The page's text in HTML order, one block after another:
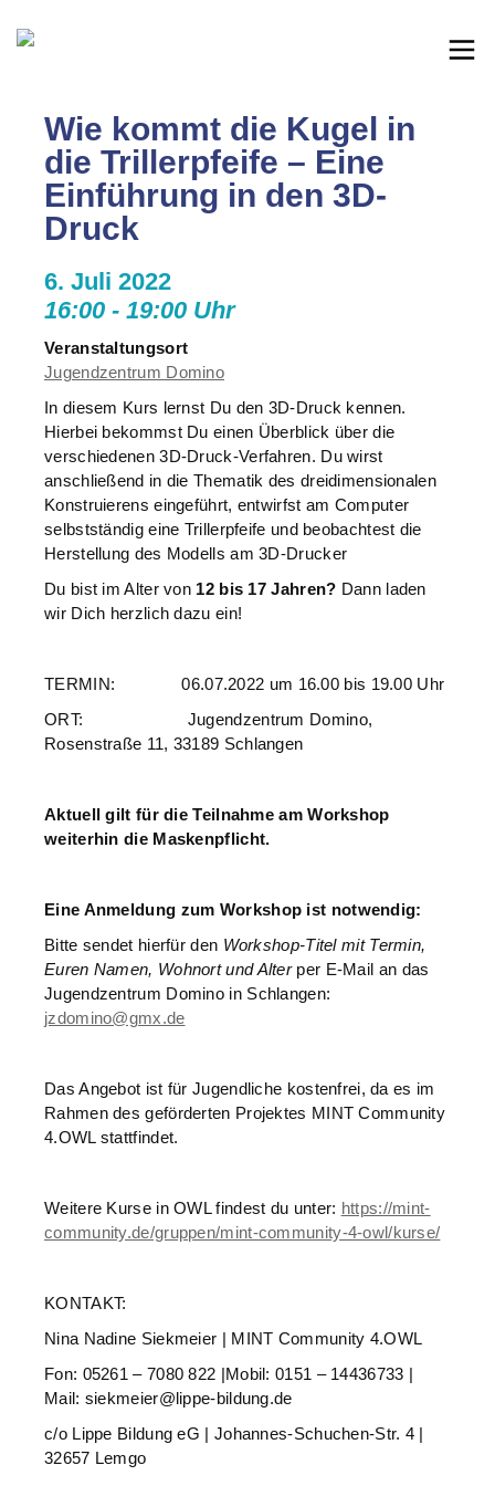
Wie kommt die Kugel in
die Trillerpfeife – Eine
Einführung in den 3D-
Druck
6. Juli 2022
16:00 - 19:00 Uhr
Veranstaltungsort
Jugendzentrum Domino
In diesem Kurs lernst Du den 3D-Druck kennen.
Hierbei bekommst Du einen Überblick über die
verschiedenen 3D-Druck-Verfahren. Du wirst
anschließend in die Thematik des dreidimensionalen
Konstruierens eingeführt, entwirfst am Computer
selbstständig eine Trillerpfeife und beobachtest die
Herstellung des Modells am 3D-Drucker
Du bist im Alter von 12 bis 17 Jahren? Dann laden
wir Dich herzlich dazu ein!
TERMIN: 06.07.2022 um 16.00 bis 19.00 Uhr
ORT: Jugendzentrum Domino,
Rosenstraße 11, 33189 Schlangen
Aktuell gilt für die Teilnahme am Workshop
weiterhin die Maskenpflicht.
Eine Anmeldung zum Workshop ist notwendig:
Bitte sendet hierfür den Workshop-Titel mit Termin,
Euren Namen, Wohnort und Alterper E-Mail an das
Jugendzentrum Domino in Schlangen:
jzdomino@gmx.de
Das Angebot ist für Jugendliche kostenfrei, da es im
Rahmen des geförderten Projektes MINT Community
4.OWL stattfindet.
Weitere Kurse in OWL findest du unter: https://mint-
community.de/gruppen/mint-community-4-owl/kurse/
KONTAKT:
Nina Nadine Siekmeier | MINT Community 4.OWL
Fon: 05261 – 7080 822 |Mobil: 0151 – 14436733 |
Mail: siekmeier@lippe-bildung.de
c/o Lippe Bildung eG | Johannes-Schuchen-Str. 4 |
32657 Lemgo